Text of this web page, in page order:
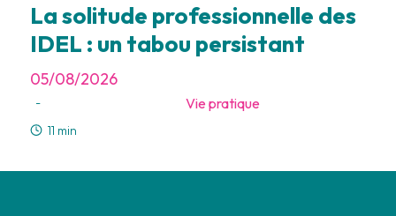
La solitude professionnelle des
IDEL : un tabou persistant
05/08/2026
- Vie pratique
11 min